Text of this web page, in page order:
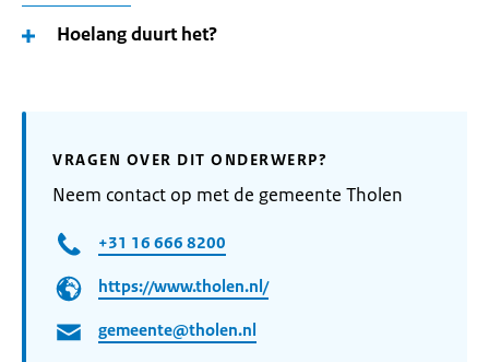
Hoelang duurt het?
VRAGEN OVER DIT ONDERWERP?
Neem contact op met de gemeente Tholen
+31 16 666 8200
https://www.tholen.nl/
gemeente@tholen.nl